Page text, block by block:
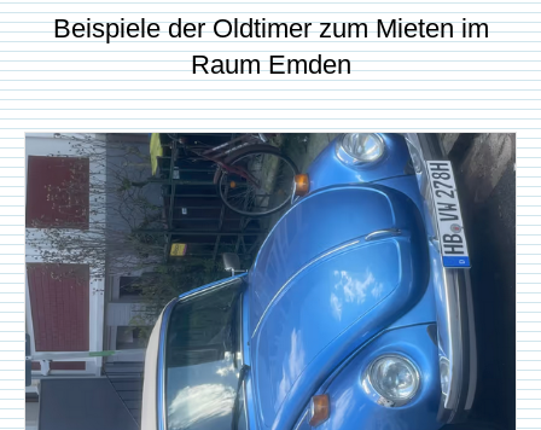
Beispiele der Oldtimer zum Mieten im
Raum Emden